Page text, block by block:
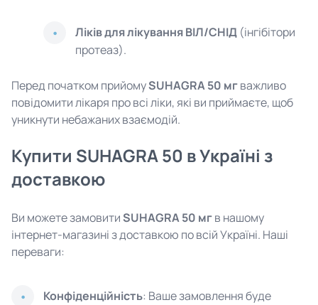
Ліків для лікування ВІЛ/СНІД (інгібітори
протеаз).
Перед початком прийомуSUHAGRA 50 мгважливо
повідомити лікаря про всі ліки, які ви приймаєте, щоб
уникнути небажаних взаємодій.
Купити SUHAGRA 50 в Україні з
доставкою
Ви можете замовити SUHAGRA 50 мгв нашому
інтернет-магазині з доставкою по всій Україні. Наші
переваги:
Конфіденційність: Ваше замовлення буде